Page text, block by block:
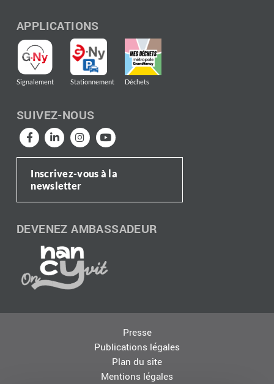
APPLICATIONS
Signalement Stationnement Déchets
SUIVEZ-NOUS
Inscrivez-vous à la
newsletter
DEVENEZ AMBASSADEUR
Presse
Publications légales
Plan du site
Mentions légales